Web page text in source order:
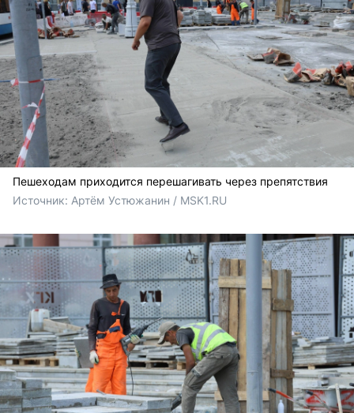
Пешеходам приходится перешагивать через препятствия
Источник: Артём Устюжанин / MSK1.RU